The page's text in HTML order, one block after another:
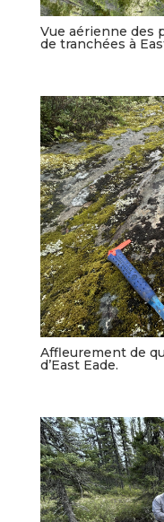
Vue aérienne des
de tranchées à
Affleurement de
d’East Eade.